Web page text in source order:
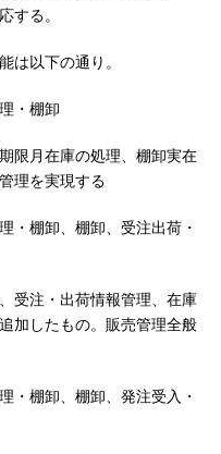
する。
は以下の通り。
・棚卸
限月在庫の処理、棚卸実在
理を実現する
・棚卸、棚卸、受注出荷・
受注・出荷情報管理、在庫
加したもの。販売管理全般
・棚卸、棚卸、発注受入・